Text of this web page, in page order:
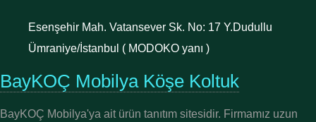
Esenşehir Mah. Vatansever Sk. No: 17 Y.Dudullu
Ümraniye/İstanbul ( MODOKO yanı )
BayKOÇ Mobilya Köşe Koltuk
BayKOÇ Mobilya'ya ait ürün tanıtım sitesidir. Firmamız uzun